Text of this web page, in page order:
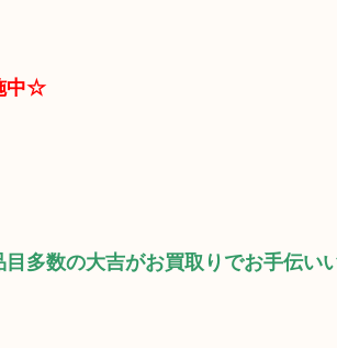
中☆
多数の大吉がお買取りでお手伝い